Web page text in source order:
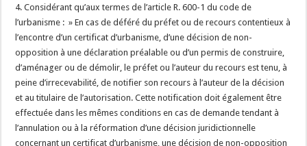
4. Considérant qu’aux termes de l’article R. 600-1 du code de
l’urbanisme : » En cas de déféré du préfet ou de recours contentieux à
l’encontre d’un certificat d’urbanisme, d’une décision de non-
opposition à une déclaration préalable ou d’un permis de construire,
d’aménager ou de démolir, le préfet ou l’auteur du recours est tenu, à
peine d’irrecevabilité, de notifier son recours à l’auteur de la décision
et au titulaire de l’autorisation. Cette notification doit également être
effectuée dans les mêmes conditions en cas de demande tendant à
l’annulation ou à la réformation d’une décision juridictionnelle
concernant un certificat d’urbanisme, une décision de non-opposition